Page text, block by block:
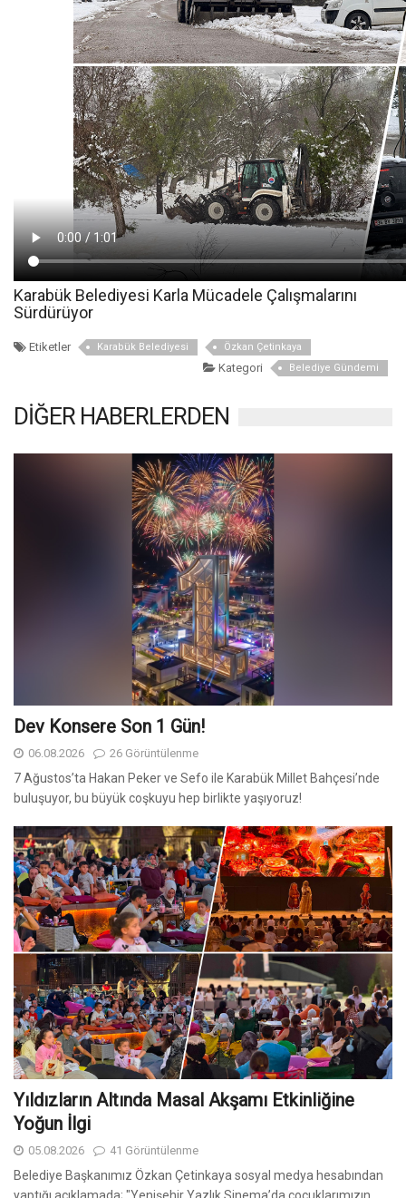
Karabük Belediyesi Karla Mücadele Çalışmalarını
Sürdürüyor
Etiketler Karabük Belediyesi Özkan Çetinkaya
Kategori Belediye Gündemi
DİĞER HABERLERDEN
Dev Konsere Son 1️ Gün!
06.08.2026 26 Görüntülenme
7 Ağustos’ta Hakan Peker ve Sefo ile Karabük Millet Bahçesi’nde
buluşuyor, bu büyük coşkuyu hep birlikte yaşıyoruz!
Yıldızların Altında Masal Akşamı Etkinliğine
Yoğun İlgi
05.08.2026 41 Görüntülenme
Belediye Başkanımız Özkan Çetinkaya sosyal medya hesabından
yaptığı açıklamada; "Yenişehir Yazlık Sinema’da çocuklarımızın